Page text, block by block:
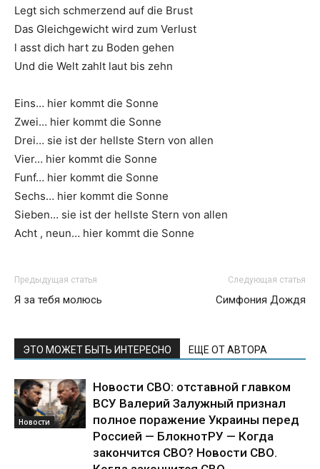
Legt sich schmerzend auf die Brust
Das Gleichgewicht wird zum Verlust
l asst dich hart zu Boden gehen
Und die Welt zahlt laut bis zehn
Eins… hier kommt die Sonne
Zwei… hier kommt die Sonne
Drei… sie ist der hellste Stern von allen
Vier… hier kommt die Sonne
Funf… hier kommt die Sonne
Sechs… hier kommt die Sonne
Sieben… sie ist der hellste Stern von allen
Acht , neun… hier kommt die Sonne
Предыдущая статья
Я за тебя молюсь
Следующая статья
Симфония Дождя
ЭТО МОЖЕТ БЫТЬ ИНТЕРЕСНО ЕЩЕ ОТ АВТОРА
Новости
Новости СВО: отставной главком
ВСУ Валерий Залужный признал
полное поражение Украины перед
Россией — БлокнотРУ — Когда
закончится СВО? Новости СВО.